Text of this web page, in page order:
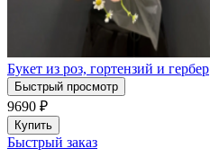
Букет из роз, гортензий и гербер
Быстрый просмотр
9690 ₽
Купить
Быстрый заказ